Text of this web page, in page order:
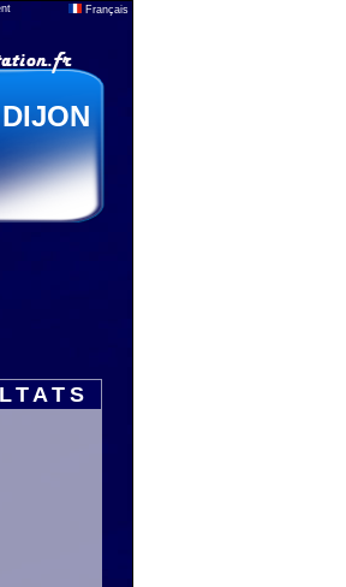
Français
DIJON